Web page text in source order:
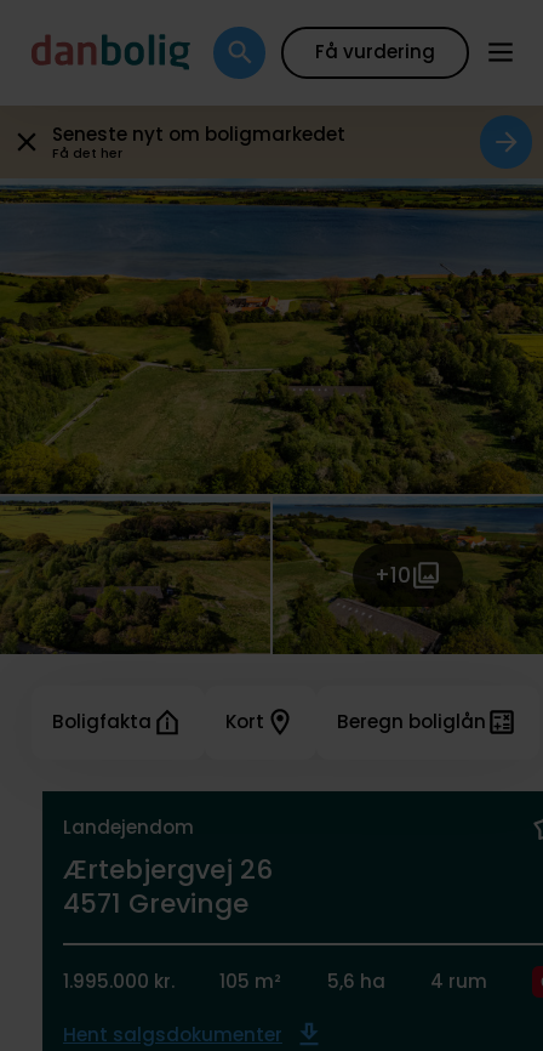
Få vurdering
Seneste nyt om boligmarkedet
Få det her
+10
Landejendom
Ærtebjergvej 26
4571 Grevinge
1.995.000 kr. 105 m² 5,6 ha 4 rum
Hent salgsdokumenter
Boligfakta Kort Beregn boliglån
Galleri Boligfakta Kort Beregn boliglån